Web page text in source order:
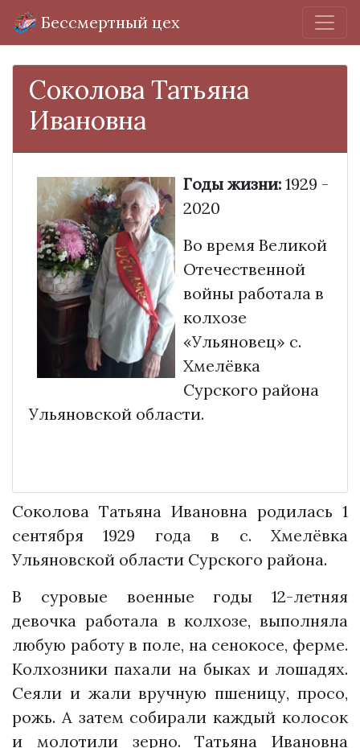
Бессмертный цех
Соколова Татьяна
Ивановна
Годы жизни:1929 -
2020
Во время Великой
Отечественной
войны работала в
колхозе
«Ульяновец» с.
Хмелёвка
Сурского района
Ульяновской области.
Соколова Татьяна Ивановна родилась 1
сентября 1929 года в с. Хмелёвка
Ульяновской области Сурского района.
В суровые военные годы 12-летняя
девочка работала в колхозе, выполняла
любую работу в поле, на сенокосе, ферме.
Колхозники пахали на быках и лошадях.
Сеяли и жали вручную пшеницу, просо,
рожь. А затем собирали каждый колосок
и молотили зерно. Татьяна Ивановна